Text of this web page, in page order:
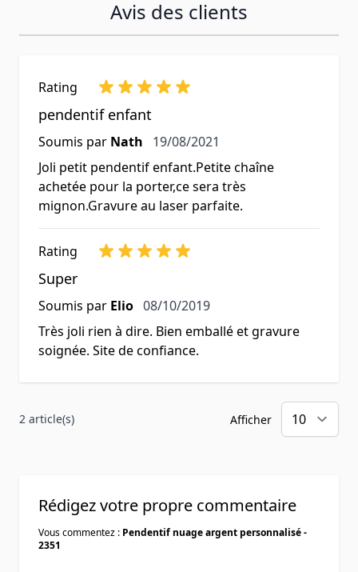
Avis des clients
Rating
pendentif enfant
Soumis par Nath 19 août 2021
19/08/2021
Joli petit pendentif enfant.Petite chaîne
achetée pour la porter,ce sera très
mignon.Gravure au laser parfaite.
Rating
Super
Soumis par Elio 8 octobre 2019
08/10/2019
Très joli rien à dire. Bien emballé et gravure
soignée. Site de confiance.
2 article(s) Afficher
Rédigez votre propre commentaire
Vous commentez : Pendentif nuage argent personnalisé -
2351